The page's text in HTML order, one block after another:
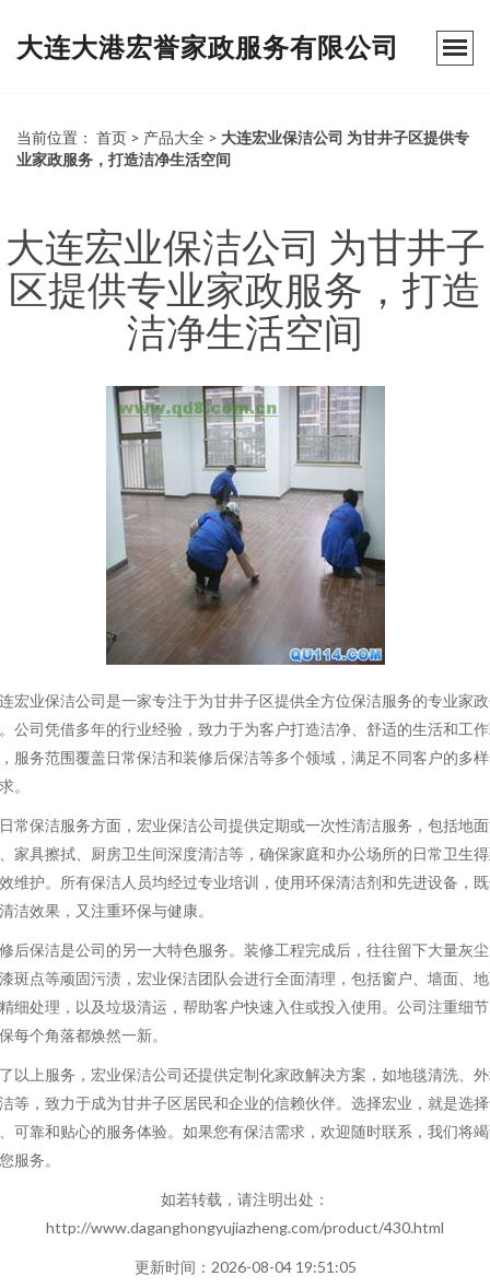
大连大港宏誉家政服务有限公司
当前位置： 首页 > 产品大全 > 大连宏业保洁公司 为甘井子区提供专
业家政服务，打造洁净生活空间
大连宏业保洁公司 为甘井子
区提供专业家政服务，打造
洁净生活空间
宏业保洁公司是一家专注于为甘井子区提供全方位保洁服务的专业家
公司凭借多年的行业经验，致力于为客户打造洁净、舒适的生活和工
服务范围覆盖日常保洁和装修后保洁等多个领域，满足不同客户的多
。
常保洁服务方面，宏业保洁公司提供定期或一次性清洁服务，包括地
家具擦拭、厨房卫生间深度清洁等，确保家庭和办公场所的日常卫生
维护。所有保洁人员均经过专业培训，使用环保清洁剂和先进设备，
洁效果，又注重环保与健康。
后保洁是公司的另一大特色服务。装修工程完成后，往往留下大量灰
斑点等顽固污渍，宏业保洁团队会进行全面清理，包括窗户、墙面、
细处理，以及垃圾清运，帮助客户快速入住或投入使用。公司注重细
每个角落都焕然一新。
以上服务，宏业保洁公司还提供定制化家政解决方案，如地毯清洗、
等，致力于成为甘井子区居民和企业的信赖伙伴。选择宏业，就是选
可靠和贴心的服务体验。如果您有保洁需求，欢迎随时联系，我们将
服务。
如若转载，请注明出处：
http://www.daganghongyujiazheng.com/product/430.html
更新时间：2026-08-04 19:51:05